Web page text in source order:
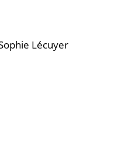
Lécuyer